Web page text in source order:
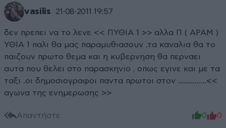
vasilis 21·08·2011 19:57
δεν πρεπει να το λενε << ΠΥΘΙΑ 1 >> αλλα Π ( ΑΡΑΜ )
ΥΘΙΑ 1 παλι θα μας παραμυθιασουν .τα καναλια θα το
παιζουν πρωτο θεμα και η κυβερνηση θα περναει
αυτα που θελει στο παρασκηνιο , οπως εγινε και με τα
ταξι .οι δημοσιογραφοι παντα πρωτοι στον ..............<<
αγωνα της ενημερωσης >>
Απαντήστε 0 0